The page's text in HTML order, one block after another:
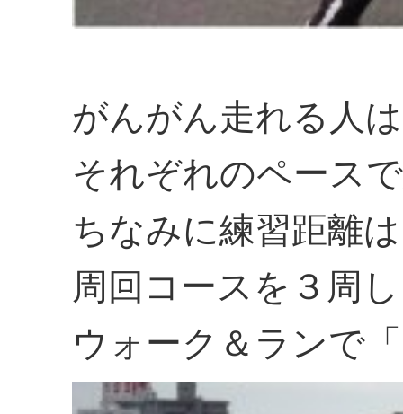
がんがん走れる人
それぞれのペース
ちなみに練習距離
周回コースを３周
ウォーク＆ランで